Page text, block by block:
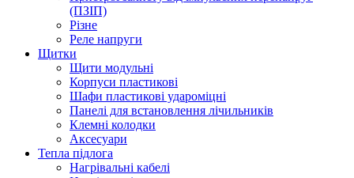
(ПЗІП)
Різне
Реле напруги
Щитки
Щити модульні
Корпуси пластикові
Шафи пластикові удароміцні
Панелі для встановлення лічильників
Клемні колодки
Аксесуари
Тепла підлога
Нагрівальні кабелі